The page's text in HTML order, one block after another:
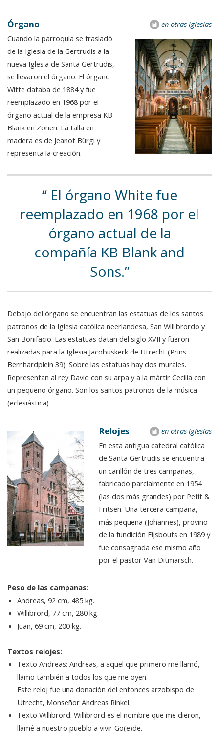
en otras iglesias
Órgano
Cuando la parroquia se trasladó
de la Iglesia de la Gertrudis a la
nueva Iglesia de Santa Gertrudis,
se llevaron el órgano. El órgano
Witte databa de 1884 y fue
reemplazado en 1968 por el
órgano actual de la empresa KB
Blank en Zonen. La talla en
madera es de Jeanot Bürgi y
representa la creación.
El órgano White fue
reemplazado en 1968 por el
órgano actual de la
compañía KB Blank and
Sons.
Debajo del órgano se encuentran las estatuas de los santos
patronos de la Iglesia católica neerlandesa, San Willibrordo y
San Bonifacio. Las estatuas datan del siglo XVII y fueron
realizadas para la Iglesia Jacobuskerk de Utrecht (Prins
Bernhardplein 39). Sobre las estatuas hay dos murales.
Representan al rey David con su arpa y a la mártir Cecilia con
un pequeño órgano. Son los santos patronos de la música
(eclesiástica).
en otras iglesias
Relojes
En esta antigua catedral católica
de Santa Gertrudis se encuentra
un carillón de tres campanas,
fabricado parcialmente en 1954
(las dos más grandes) por Petit &
Fritsen. Una tercera campana,
más pequeña (Johannes), provino
de la fundición Eijsbouts en 1989 y
fue consagrada ese mismo año
por el pastor Van Ditmarsch.
Peso de las campanas:
Andreas, 92 cm, 485 kg.
Willibrord, 77 cm, 280 kg.
Juan, 69 cm, 200 kg.
Textos relojes:
Texto Andreas: Andreas, a aquel que primero me llamó,
llamo también a todos los que me oyen.
Este reloj fue una donación del entonces arzobispo de
Utrecht, Monseñor Andreas Rinkel.
Texto Willibrord: Willibrord es el nombre que me dieron,
llamé a nuestro pueblo a vivir Go(e)de.